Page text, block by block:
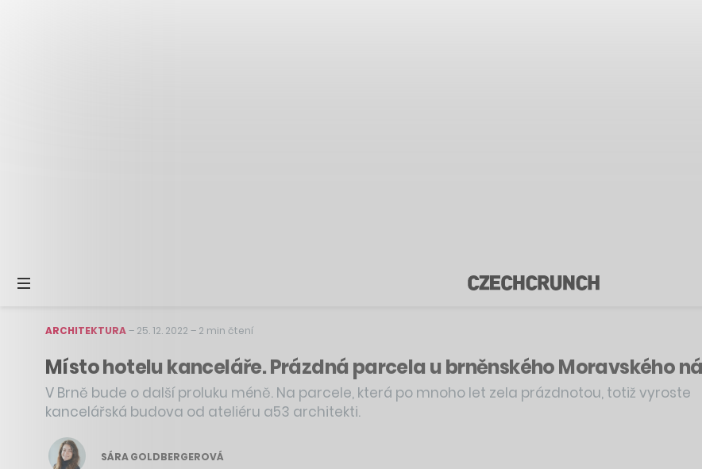
ARCHITEKTURA– 25. 12. 2022 – 2 min čtení
Místo hotelu kanceláře. Prázdná parcela u brněnského Moravského
V Brně bude o další proluku méně. Na parcele, která po mnoho let zela prázdnotou, totiž vyroste
kancelářská budova od ateliéru a53 architekti.
SÁRA GOLDBERGEROVÁ